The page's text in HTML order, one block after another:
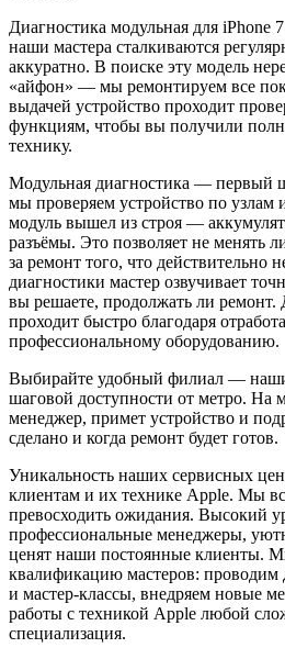
Диагностика модульная для iPhone
наши мастера сталкиваются
аккуратно. В поиске эту модель
«айфон» — мы ремонтируем все
выдачей устройство проходит
функциям, чтобы вы получили
технику.
Модульная диагностика — первый
мы проверяем устройство по узлам
модуль вышел из строя —
разъёмы. Это позволяет не менять
за ремонт того, что действительно
диагностики мастер озвучивает
вы решаете, продолжать ли ремонт.
проходит быстро благодаря
профессиональному оборудованию.
Выбирайте удобный филиал — наши
шаговой доступности от метро. На
менеджер, примет устройство и
сделано и когда ремонт будет готов.
Уникальность наших сервисных
клиентам и их технике Apple. Мы
превосходить ожидания. Высокий
профессиональные менеджеры,
ценят наши постоянные клиенты.
квалификацию мастеров: проводим
и мастер-классы, внедряем новые
работы с техникой Apple любой
специализация.